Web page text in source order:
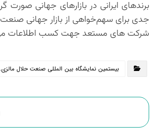
جدی برای سهم‌خواهی از بازار جهانی
شرکت های مستعد جهت کسب اطلاعات می توانند با شماره ها ۰۹۱۲۹۴۷۶۳۹۵ –
بیستمین نمایشگاه بین المللی صنعت حلال مالزی.